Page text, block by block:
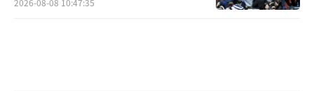
2026-08-08 10:47:35